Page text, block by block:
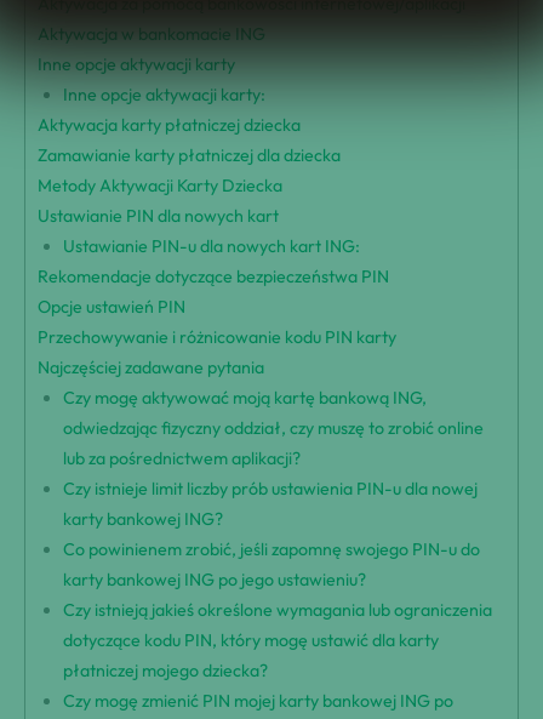
Aktywacja w bankomacie ING
Inne opcje aktywacji karty
Inne opcje aktywacji karty:
Aktywacja karty płatniczej dziecka
Zamawianie karty płatniczej dla dziecka
Metody Aktywacji Karty Dziecka
Ustawianie PIN dla nowych kart
Ustawianie PIN-u dla nowych kart ING:
Rekomendacje dotyczące bezpieczeństwa PIN
Opcje ustawień PIN
Przechowywanie i różnicowanie kodu PIN karty
Najczęściej zadawane pytania
Czy mogę aktywować moją kartę bankową ING,
odwiedzając fizyczny oddział, czy muszę to zrobić online
lub za pośrednictwem aplikacji?
Czy istnieje limit liczby prób ustawienia PIN-u dla nowej
karty bankowej ING?
Co powinienem zrobić, jeśli zapomnę swojego PIN-u do
karty bankowej ING po jego ustawieniu?
Czy istnieją jakieś określone wymagania lub ograniczenia
dotyczące kodu PIN, który mogę ustawić dla karty
płatniczej mojego dziecka?
Czy mogę zmienić PIN mojej karty bankowej ING po